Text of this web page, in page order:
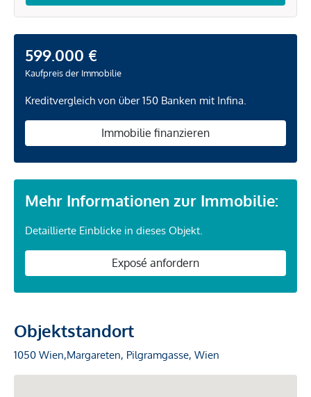
599.000 €
Kaufpreis der Immobilie
Kreditvergleich von über 150 Banken mit Infina.
Immobilie finanzieren
Mehr Informationen zur Immobilie:
Detaillierte Einblicke in dieses Objekt.
Exposé anfordern
Objektstandort
1050 Wien,Margareten, Pilgramgasse, Wien